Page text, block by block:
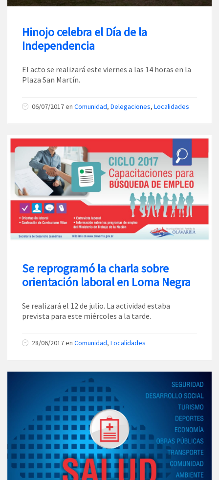
Hinojo celebra el Día de la
Independencia
El acto se realizará este viernes a las 14 horas en la
Plaza San Martín.
06/07/2017en Comunidad, Delegaciones, Localidades
Se reprogramó la charla sobre
orientación laboral en Loma Negra
Se realizará el 12 de julio. La actividad estaba
prevista para este miércoles a la tarde.
28/06/2017en Comunidad, Localidades